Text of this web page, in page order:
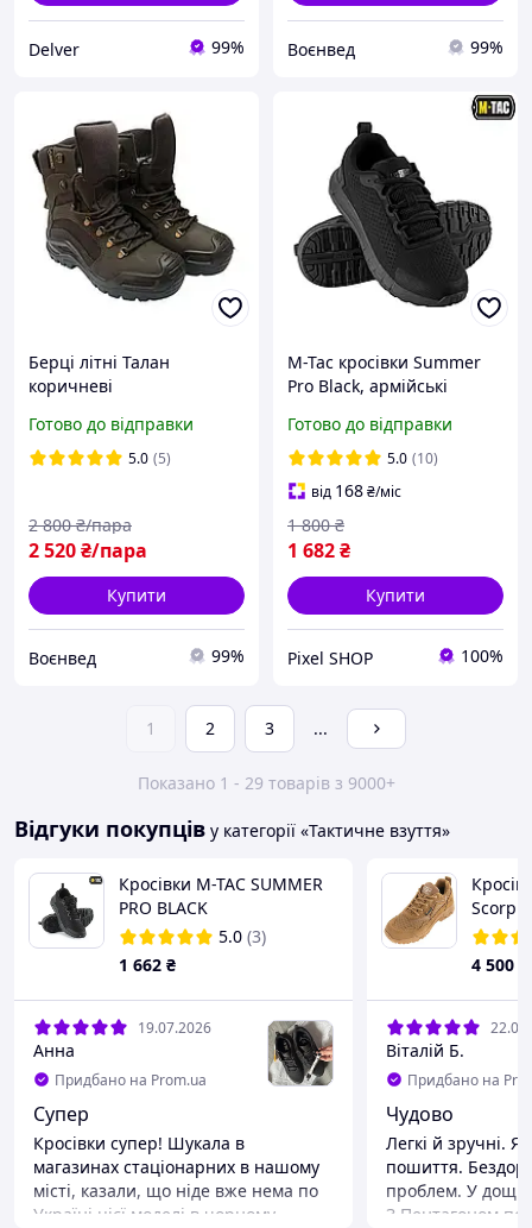
Delver 99% Воєнвед 99%
Берці літні Талан
коричневі
Готово до відправки
5.0 (5)
2 520₴/пара
2 800 ₴/пара
Купити
Воєнвед 99%
M-Tac кросівки Summer
Pro Black, армійські
кросівки літні, тактичні
кросівки
Готово до відправки
5.0 (10)
від 168₴/міс
1 682₴
1 800 ₴
Купити
Pixel SHOP 100%
1 2 3 ...
Показано 1 - 29 товарів з 9000+
Відгуки покупців у категорії «Тактичне взуття»
Кросівки M-TAC SUMMER
PRO BLACK
(40,41,42,43,44,45,46,47)
5.0 (3)
1 662 ₴
19.07.2026
Анна
Придбано на Prom.ua
Супер
Кросівки супер! Шукала в
магазинах стаціонарних в нашому
місті, казали, що ніде вже нема по
Україні цієї моделі в чорному
Coyote
K15047
4 500
Віталій Б.
Придбано на
Чудово
Легкі й зручні.
пошиття.
проблем. У дощ і
З Пентагоном